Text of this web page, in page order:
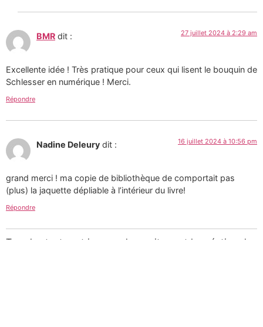
BMR dit : 27 juillet 2024 à 2:29 am
Excellente idée ! Très pratique pour ceux qui lisent le bouquin de
Schlesser en numérique ! Merci.
Répondre
Nadine Deleury dit : 16 juillet 2024 à 10:56 pm
grand merci ! ma copie de bibliothèque de comportait pas
(plus) la jaquette dépliable à l’intérieur du livre!
Répondre
Tous les textes et images de ce site sont la création de